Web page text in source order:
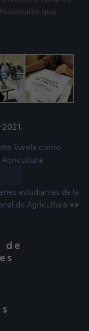
que
Varela como
Agricultura
estudiantes de la
de Agricultura »»
de